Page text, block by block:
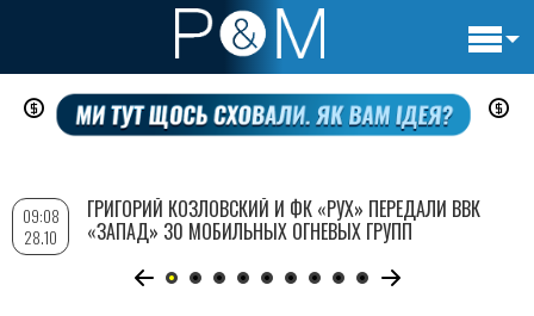
Перейти
содержанию
09:08
28.10
ГРИГОРИЙ КОЗЛОВСКИЙ И ФК «РУХ» ПЕРЕДАЛИ ВВК
«ЗАПАД» 30 МОБИЛЬНЫХ ОГНЕВЫХ ГРУПП